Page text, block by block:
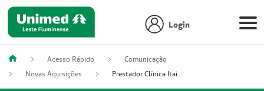
Login
Acesso Rápido
Comunicação
Novas Aquisições
Prestador Clínica Itaipú Ltda (51004348-2)